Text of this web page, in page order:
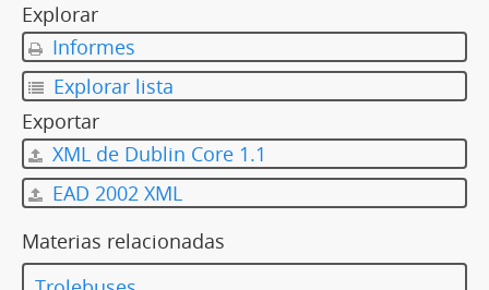
Explorar
Informes
Explorar lista
Exportar
XML de Dublin Core 1.1
EAD 2002 XML
Materias relacionadas